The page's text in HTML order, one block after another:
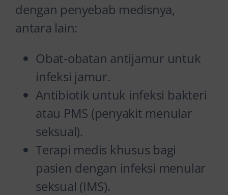
dengan penyebab medisnya,
antara lain:
Obat-obatan antijamur untuk
infeksi jamur.
Antibiotik untuk infeksi bakteri
atau PMS (penyakit menular
seksual).
Terapi medis khusus bagi
pasien dengan infeksi menular
seksual (IMS).